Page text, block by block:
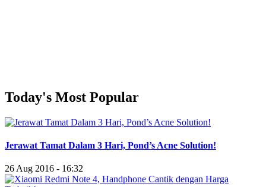
Today's Most Popular
Jerawat Tamat Dalam 3 Hari, Pond’s Acne Solution!
26 Aug 2016 - 16:32